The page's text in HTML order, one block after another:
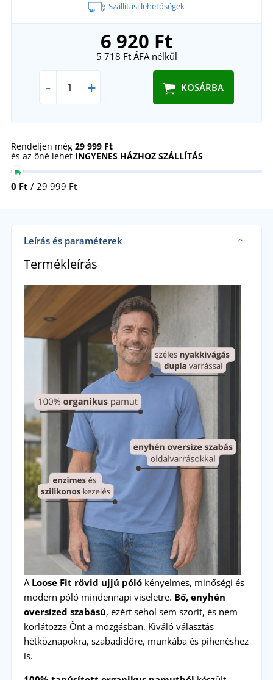
Szállítási lehetőségek
6 920 Ft
5 718 FtÁFA nélkül
- + KOSÁRBA
Rendeljen még 29 999 Ft
és az öné lehet INGYENES HÁZHOZ SZÁLLÍTÁS
0 Ft / 29 999 Ft
Leírás és paraméterek
Termékleírás
A Loose Fit rövid ujjú pólókényelmes, minőségi és
modern póló mindennapi viseletre. Bő, enyhén
oversized szabású, ezért sehol sem szorít, és nem
korlátozza Önt a mozgásban. Kiváló választás
hétköznapokra, szabadidőre, munkába és pihenéshez
is.